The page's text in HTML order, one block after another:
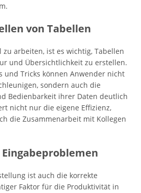
von Tabellen
zu arbeiten, ist es wichtig, Tabellen
und Übersichtlichkeit zu erstellen.
und Tricks können Anwender nicht
sondern auch die
Bedienbarkeit ihrer Daten deutlich
nicht nur die eigene Effizienz,
die Zusammenarbeit mit Kollegen
ist auch die korrekte
Faktor für die Produktivität in